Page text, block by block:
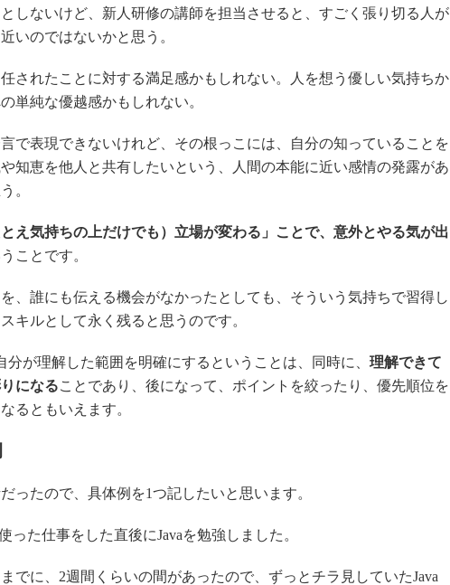
しないけど、新人研修の講師を担当させると、すごく張り切る人が
いのではないかと思う。
されたことに対する満足感かもしれない。人を想う優しい気持ちか
単純な優越感かもしれない。
で表現できないけれど、その根っこには、自分の知っていることを
知恵を他人と共有したいという、人間の本能に近い感情の発露があ
。
え気持ちの上だけでも）立場が変わる」ことで、意外とやる気が出
ことです。
、誰にも伝える機会がなかったとしても、そういう気持ちで習得し
キルとして永く残ると思うのです。
が理解した範囲を明確にするということは、同時に、 理解できて
になることであり、後になって、ポイントを絞ったり、優先順位を
るともいえます。
ったので、具体例を1つ記したいと思います。
た仕事をした直後にJavaを勉強しました。
でに、2週間くらいの間があったので、ずっとチラ見していたJava